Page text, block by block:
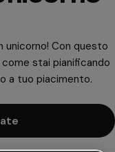
unicorno! Con questo
stai pianificando
a tuo piacimento.